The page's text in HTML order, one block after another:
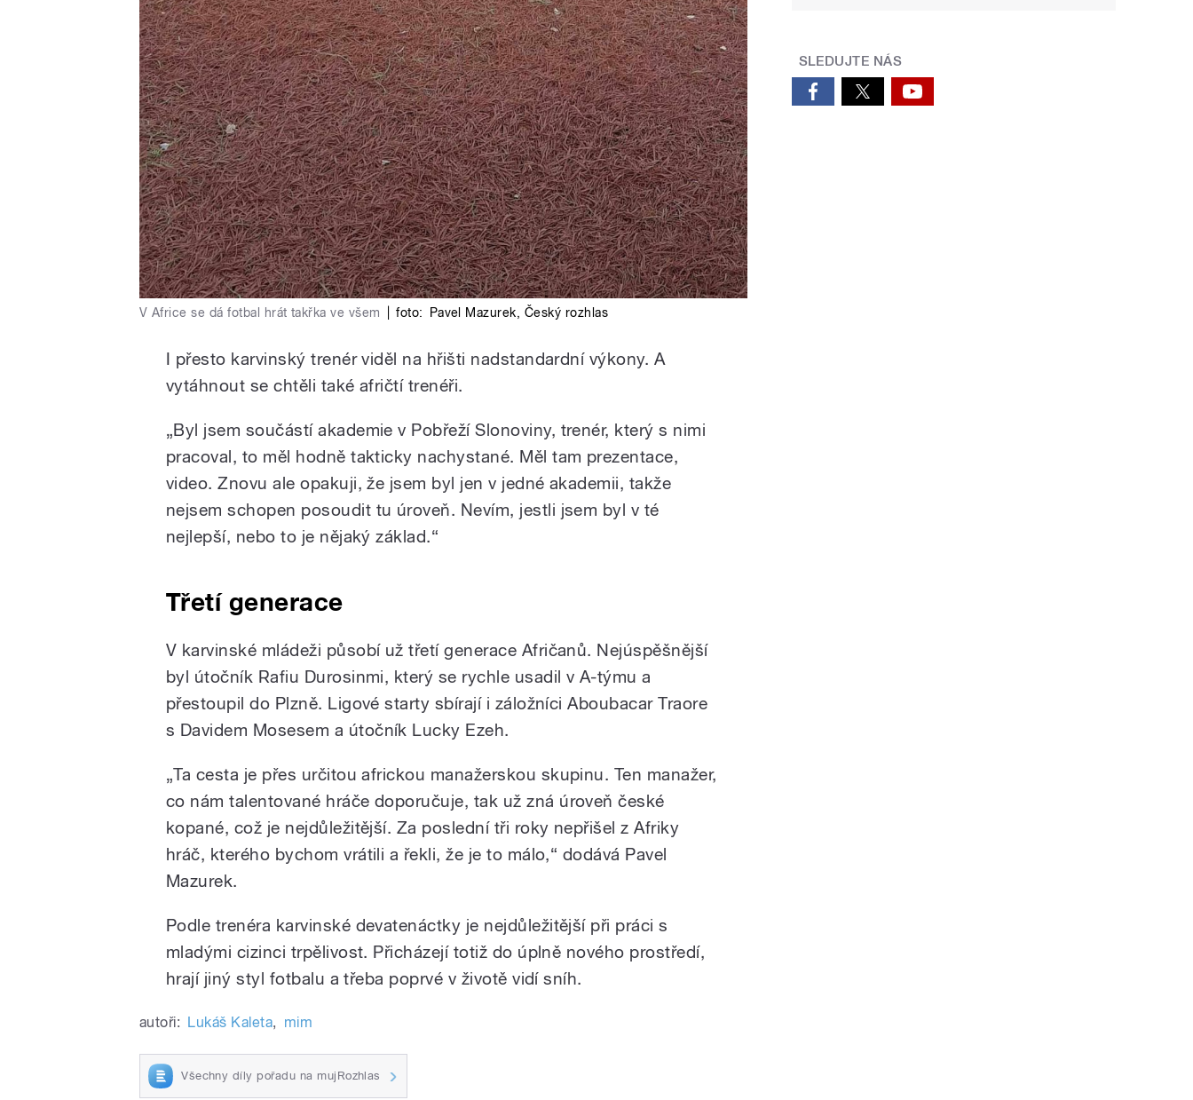
V Africe se dá fotbal hrát takřka ve všem foto: Pavel Mazurek, Český rozhlas
I přesto karvinský trenér viděl na hřišti nadstandardní výkony. A
vytáhnout se chtěli také afričtí trenéři.
„Byl jsem součástí akademie v Pobřeží Slonoviny, trenér, který s nimi
pracoval, to měl hodně takticky nachystané. Měl tam prezentace,
video. Znovu ale opakuji, že jsem byl jen v jedné akademii, takže
nejsem schopen posoudit tu úroveň. Nevím, jestli jsem byl v té
nejlepší, nebo to je nějaký základ.“
Třetí generace
V karvinské mládeži působí už třetí generace Afričanů. Nejúspěšnější
byl útočník Rafiu Durosinmi, který se rychle usadil v A-týmu a
přestoupil do Plzně. Ligové starty sbírají i záložníci Aboubacar Traore
s Davidem Mosesem a útočník Lucky Ezeh.
„Ta cesta je přes určitou africkou manažerskou skupinu. Ten manažer,
co nám talentované hráče doporučuje, tak už zná úroveň české
kopané, což je nejdůležitější. Za poslední tři roky nepřišel z Afriky
hráč, kterého bychom vrátili a řekli, že je to málo,“ dodává Pavel
Mazurek.
Podle trenéra karvinské devatenáctky je nejdůležitější při práci s
mladými cizinci trpělivost. Přicházejí totiž do úplně nového prostředí,
hrají jiný styl fotbalu a třeba poprvé v životě vidí sníh.
autoři: Lukáš Kaleta, mim
Všechny díly pořadu na mujRozhlas
SLEDUJTE NÁS